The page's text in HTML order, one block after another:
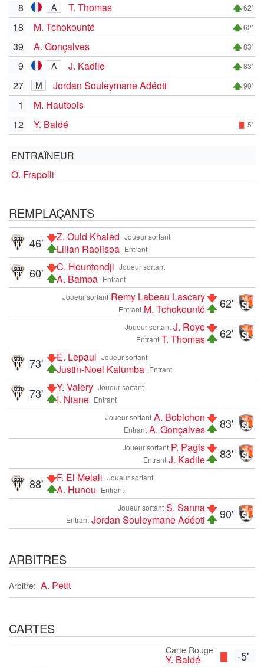
8 A T. Thomas 62'
18 M. Tchokounté 62'
39 A. Gonçalves 83'
9 A J. Kadile 83'
27 M Jordan Souleymane Adéoti 90'
1
M. Hautbois
12
Y. Baldé 5'
ENTRAÎNEUR
O. Frapolli
REMPLAÇANTS
Joueur sortant
Z. Ould Khaled
Entrant
Lilian Raolisoa
46'
Joueur sortant
C. Hountondji
Entrant
A. Bamba
60'
62'
Joueur sortant Remy Labeau Lascary
Entrant M. Tchokounté
62'
Joueur sortant J. Roye
Entrant T. Thomas
Joueur sortant
E. Lepaul
Entrant
Justin-Noel Kalumba
73'
Joueur sortant
Y. Valery
Entrant
I. Niane
73'
83'
Joueur sortant A. Bobichon
Entrant A. Gonçalves
83'
Joueur sortant P. Pagis
Entrant J. Kadile
Joueur sortant
F. El Melali
Entrant
A. Hunou
88'
90'
Joueur sortant S. Sanna
Entrant Jordan Souleymane Adéoti
ARBITRES
Arbitre: A. Petit
CARTES
-5'
Carte Rouge
Y. Baldé